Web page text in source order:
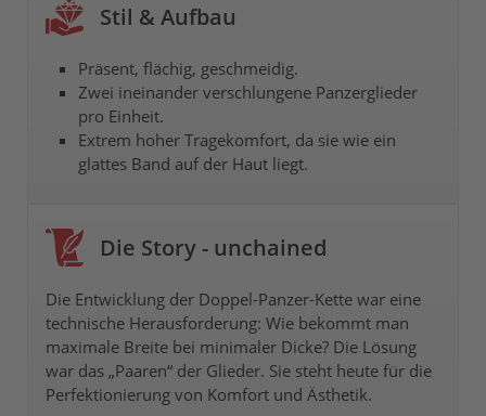
Stil & Aufbau
Präsent, flächig, geschmeidig.
Zwei ineinander verschlungene Panzerglieder
pro Einheit.
Extrem hoher Tragekomfort, da sie wie ein
glattes Band auf der Haut liegt.
Die Story - unchained
Die Entwicklung der Doppel-Panzer-Kette war eine
technische Herausforderung: Wie bekommt man
maximale Breite bei minimaler Dicke? Die Lösung
war das „Paaren“ der Glieder. Sie steht heute für die
Perfektionierung von Komfort und Ästhetik.